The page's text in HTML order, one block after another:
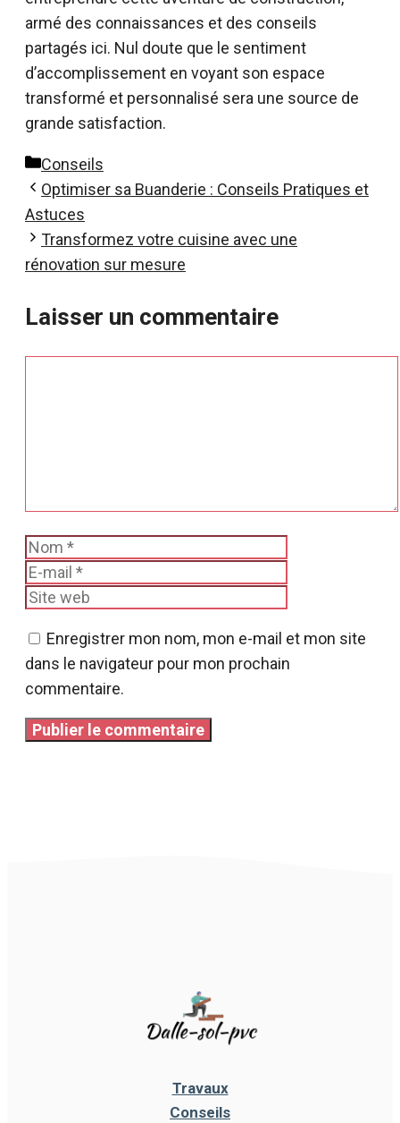
armé des connaissances et des conseils
partagés ici. Nul doute que le sentiment
d’accomplissement en voyant son espace
transformé et personnalisé sera une source de
grande satisfaction.
Catégories
Conseils
Optimiser sa Buanderie : Conseils Pratiques et
Astuces
Transformez votre cuisine avec une
rénovation sur mesure
Laisser un commentaire
Nom
Enregistrer mon nom, mon e-mail et mon site
dans le navigateur pour mon prochain
commentaire.
Travaux
Conseils